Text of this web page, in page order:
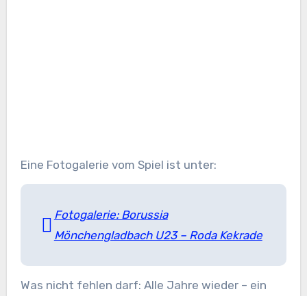
Eine Fotogalerie vom Spiel ist unter:
Fotogalerie: Borussia
Mönchengladbach U23 – Roda Kekrade
Was nicht fehlen darf: Alle Jahre wieder – ein